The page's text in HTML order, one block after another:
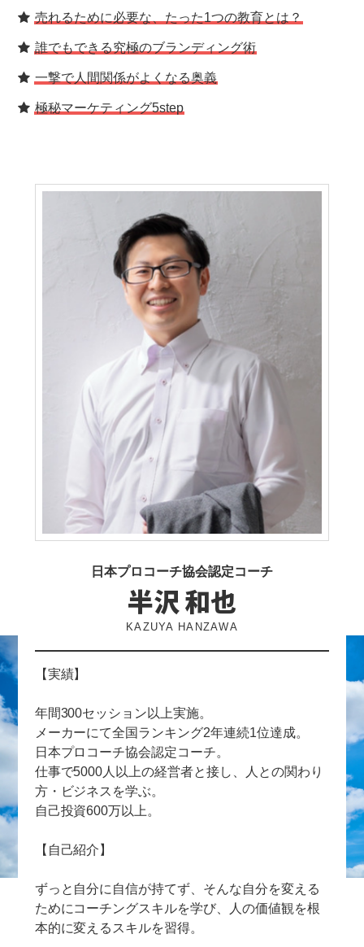
売れるために必要な、たった1つの教育とは？
誰でもできる究極のブランディング術
一撃で人間関係がよくなる奥義
極秘マーケティング5step
日本プロコーチ協会認定コーチ
半沢 和也
KAZUYA HANZAWA
【実績】
年間300セッション以上実施。
メーカーにて全国ランキング2年連続1位達成。
日本プロコーチ協会認定コーチ。
仕事で5000人以上の経営者と接し、人との関わり
方・ビジネスを学ぶ。
自己投資600万以上。
【自己紹介】
ずっと自分に自信が持てず、そんな自分を変える
ためにコーチングスキルを学び、人の価値観を根
本的に変えるスキルを習得。